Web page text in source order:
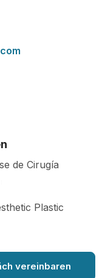
de Cirugía
Plastic
vereinbaren